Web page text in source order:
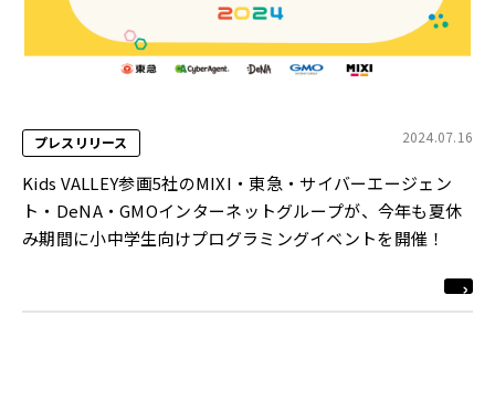
プレスリリース 2024.07.16
Kids VALLEY参画5社のMIXI・東急・サイバーエージェン
ト・DeNA・GMOインターネットグループが、今年も夏休
み期間に小中学生向けプログラミングイベントを開催！